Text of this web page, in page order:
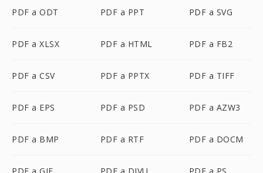
PDF a ODT PDF a PPT PDF a SVG
PDF a XLSX PDF a HTML PDF a FB2
PDF a CSV PDF a PPTX PDF a TIFF
PDF a EPS PDF a PSD PDF a AZW3
PDF a BMP PDF a RTF PDF a DOCM